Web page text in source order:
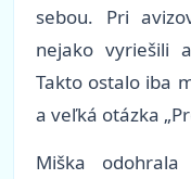
sebou. Pri
nejako vyriešili
Takto ostalo iba
a veľká otázka
Miška